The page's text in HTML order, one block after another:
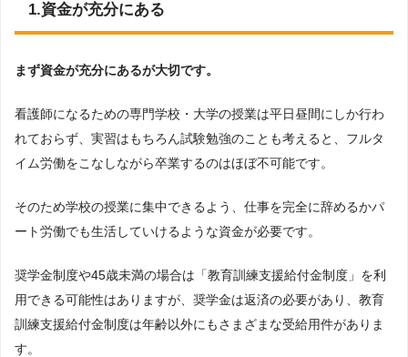
1.資金が充分にある
まず資金が充分にあるが大切です。
看護師になるための専門学校・大学の授業は平日昼間にしか行わ
れておらず、実習はもちろん試験勉強のことも考えると、フルタ
イム労働をこなしながら卒業するのはほぼ不可能です。
そのため学校の授業に集中できるよう、仕事を完全に辞めるかパ
ート労働でも生活していけるような資金が必要です。
奨学金制度や45歳未満の場合は「教育訓練支援給付金制度」を利
用できる可能性はありますが、奨学金は返済の必要があり、教育
訓練支援給付金制度は年齢以外にもさまざまな受給用件がありま
す。